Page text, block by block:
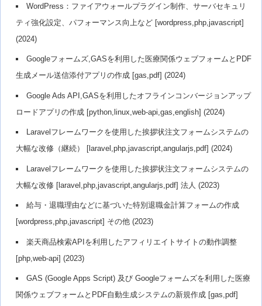
WordPress：ファイアウォールプラグイン制作、サーバセキュリ
ティ強化設定、パフォーマンス向上など [wordpress,php,javascript]
(2024)
Googleフォームズ,GASを利用した医療関係ウェブフォームとPDF
生成メール送信添付アプリの作成 [gas,pdf] (2024)
Google Ads API,GASを利用したオフラインコンバージョンアップ
ロードアプリの作成 [python,linux,web-api,gas,english] (2024)
Laravelフレームワークを使用した挨拶状注文フォームシステムの
大幅な改修（継続） [laravel,php,javascript,angularjs,pdf] (2024)
Laravelフレームワークを使用した挨拶状注文フォームシステムの
大幅な改修 [laravel,php,javascript,angularjs,pdf] 法人 (2023)
給与・退職理由などに基づいた特別退職金計算フォームの作成
[wordpress,php,javascript] その他 (2023)
楽天商品検索APIを利用したアフィリエイトサイトの動作調整
[php,web-api] (2023)
GAS (Google Apps Script) 及び Googleフォームズを利用した医療
関係ウェブフォームとPDF自動生成システムの新規作成 [gas,pdf]